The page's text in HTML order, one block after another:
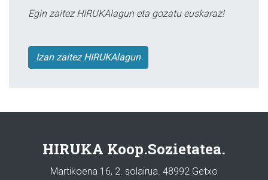
Egin zaitez HIRUKAlagun eta gozatu euskaraz!
Izan zaitez HIRUKAlagun
HIRUKA Koop.Sozietatea.
Martikoena 16, 2. solairua. 48992 Getxo